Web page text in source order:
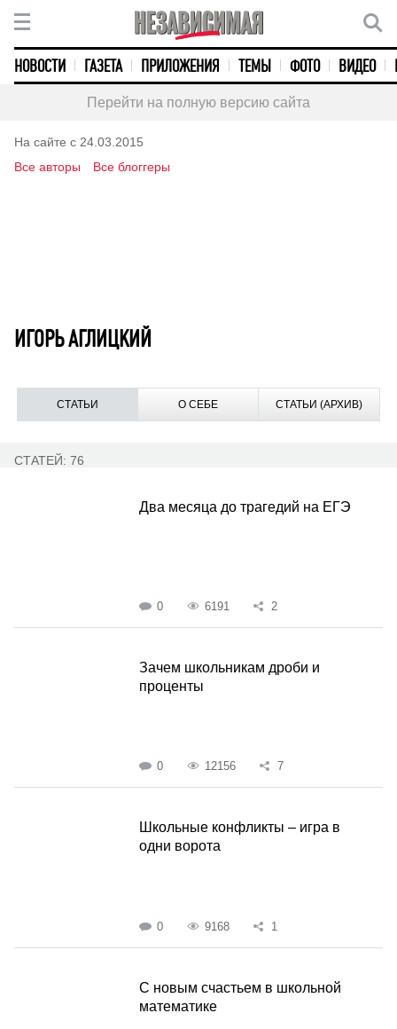
НОВОСТИ ГАЗЕТА ПРИЛОЖЕНИЯ ТЕМЫ ФОТО ВИДЕО
Перейти на полную версию сайта
На сайте с 24.03.2015
Все авторы
Все блоггеры
ИГОРЬ АГЛИЦКИЙ
СТАТЬИ О СЕБЕ СТАТЬИ (АРХИВ)
СТАТЕЙ: 76
Два месяца до трагедий на ЕГЭ
0 6191 2
Зачем школьникам дроби и
проценты
0 12156 7
Школьные конфликты – игра в
одни ворота
0 9168 1
С новым счастьем в школьной
математике